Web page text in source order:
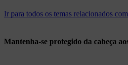
Ir para todos os temas relacionados
Mantenha-se protegido da cabeça